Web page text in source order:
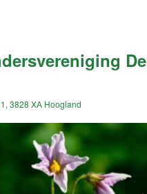
De
3828 XA Hoogland